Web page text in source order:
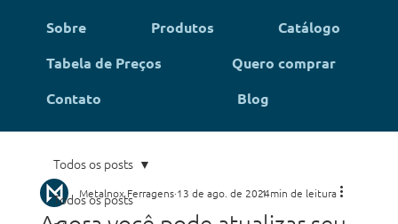
Sobre Produtos
Catálogo
Tabela de Preços
Quero comprar
Contato
Blog
Todos os posts
Todos os posts
Metalnox Ferragens 13 de ago. de 20241 min de leitura